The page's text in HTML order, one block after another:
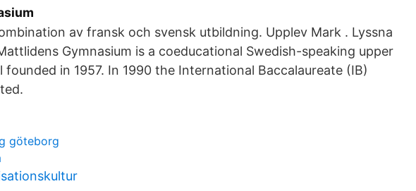
av fransk och svensk utbildning. Upplev Mark . Lyssna
Gymnasium is a coeducational Swedish-speaking upper
founded in 1957. In 1990 the International Baccalaureate (IB)
göteborg